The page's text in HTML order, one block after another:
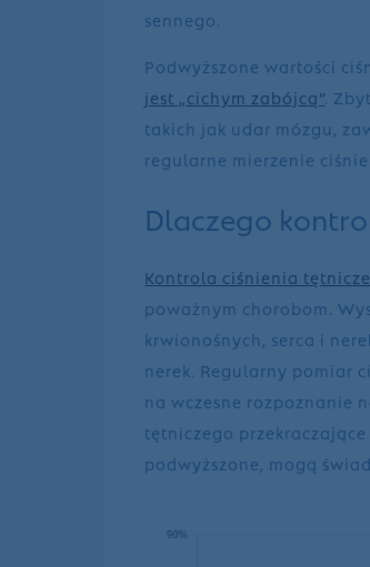
sennego.
Podwyższone wartości
jest „cichym zabójcą”.
takich jak udar mózgu,
regularne mierzenie
Dlaczego
Kontrola ciśnienia
poważnym chorobom.
krwionośnych, serca i
nerek. Regularny pomiar
na wczesne rozpoznanie
tętniczego
podwyższone, mogą